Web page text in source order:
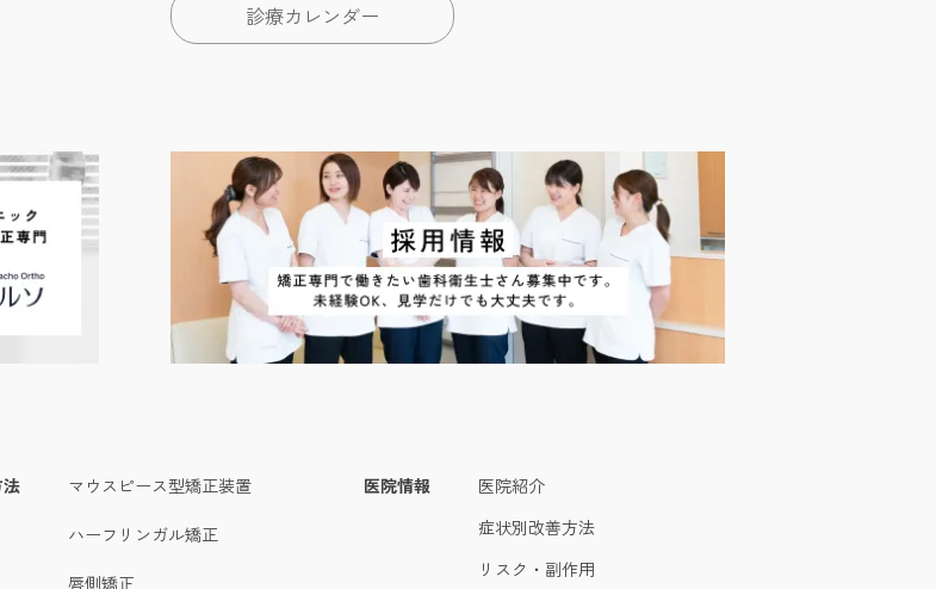
診療カレンダー
マウスピース型矯正装置
ハーフリンガル矯正
唇側矯正
医院情報
医院紹介
症状別改善方法
リスク・副作用